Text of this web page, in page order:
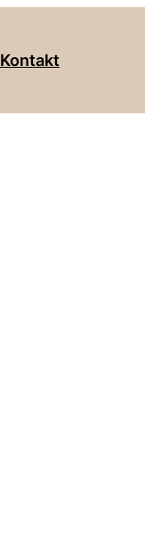
Kontakt